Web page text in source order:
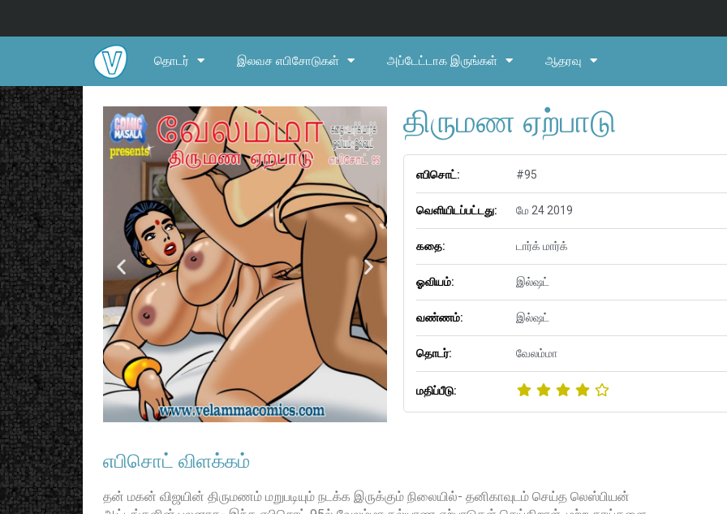
தொடர் இலவச எபிசோடுகள் அப்டேட்டாக இருங்கள் ஆதரவு
திருமண ஏற்பாடு
எபிசொட்: #95
வெளியிடப்பட்டது: மே 24 2019
கதை: டார்க் மார்க்
ஓவியம்: இல்ஷட்
வண்ணம்: இல்ஷட்
தொடர்: வேலம்மா
மதிப்பீடு:
எபிசொட் விளக்கம்
தன் மகன் விஜயின் திருமணம் மறுபடியும் நடக்க இருக்கும் நிலையில்- தனிகாவுடம் செய்த லெஸ்பியன்